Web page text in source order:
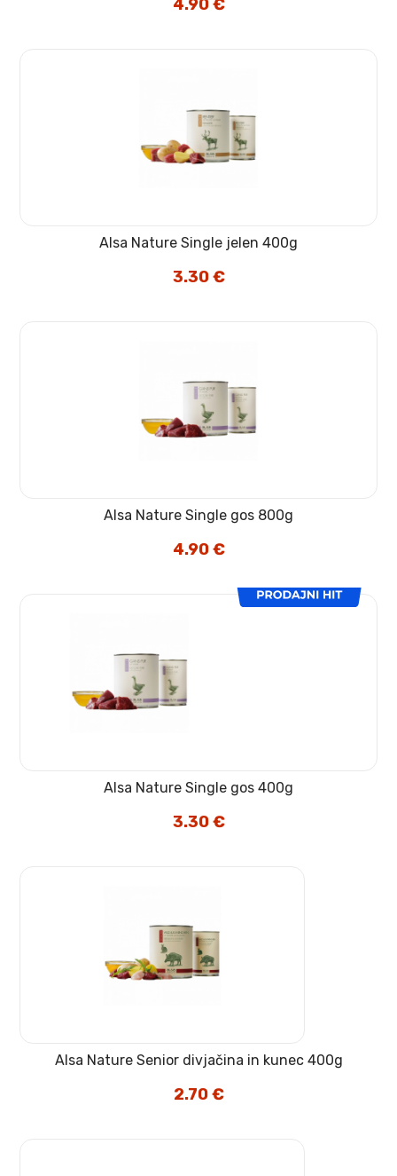
4.90€
Alsa Nature Single jelen 400g
3.30€
Alsa Nature Single gos 800g
4.90€
Alsa Nature Single gos 400g
3.30€
Alsa Nature Senior divjačina in kunec 400g
2.70€